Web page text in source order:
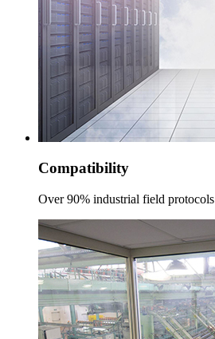
Compatibility
Over 90% industrial field protocols